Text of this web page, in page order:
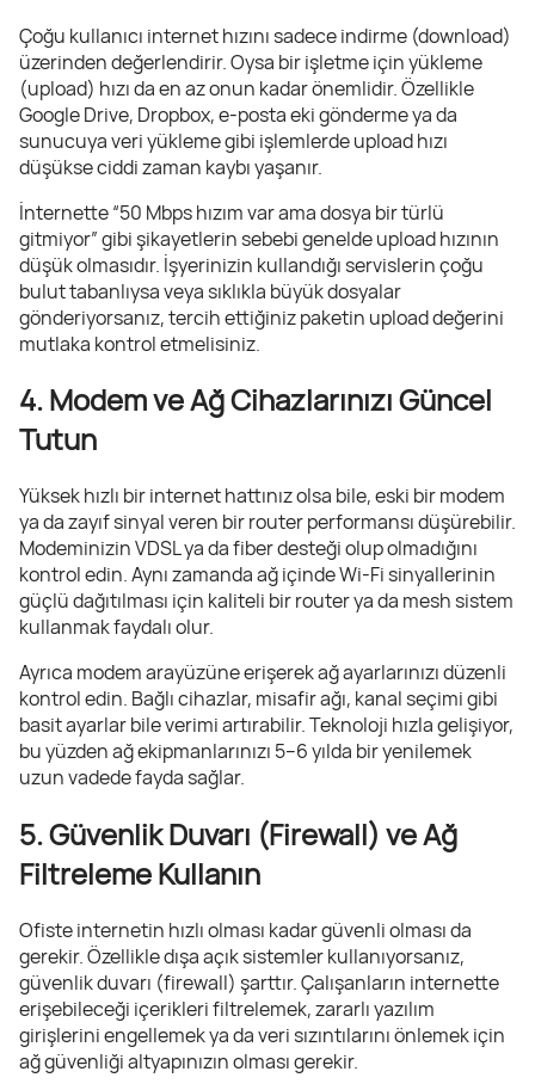
Çoğu kullanıcı internet hızını sadece indirme (download)
üzerinden değerlendirir. Oysa bir işletme için yükleme
(upload) hızı da en az onun kadar önemlidir. Özellikle
Google Drive, Dropbox, e-posta eki gönderme ya da
sunucuya veri yükleme gibi işlemlerde upload hızı
düşükse ciddi zaman kaybı yaşanır.
İnternette “50 Mbps hızım var ama dosya bir türlü
gitmiyor” gibi şikayetlerin sebebi genelde upload hızının
düşük olmasıdır. İşyerinizin kullandığı servislerin çoğu
bulut tabanlıysa veya sıklıkla büyük dosyalar
gönderiyorsanız, tercih ettiğiniz paketin upload değerini
mutlaka kontrol etmelisiniz.
4. Modem ve Ağ Cihazlarınızı Güncel
Tutun
Yüksek hızlı bir internet hattınız olsa bile, eski bir modem
ya da zayıf sinyal veren bir router performansı düşürebilir.
Modeminizin VDSL ya da fiber desteği olup olmadığını
kontrol edin. Aynı zamanda ağ içinde Wi-Fi sinyallerinin
güçlü dağıtılması için kaliteli bir router ya da mesh sistem
kullanmak faydalı olur.
Ayrıca modem arayüzüne erişerek ağ ayarlarınızı düzenli
kontrol edin. Bağlı cihazlar, misafir ağı, kanal seçimi gibi
basit ayarlar bile verimi artırabilir. Teknoloji hızla gelişiyor,
bu yüzden ağ ekipmanlarınızı 5–6 yılda bir yenilemek
uzun vadede fayda sağlar.
5. Güvenlik Duvarı (Firewall) ve Ağ
Filtreleme Kullanın
Ofiste internetin hızlı olması kadar güvenli olması da
gerekir. Özellikle dışa açık sistemler kullanıyorsanız,
güvenlik duvarı (firewall) şarttır. Çalışanların internette
erişebileceği içerikleri filtrelemek, zararlı yazılım
girişlerini engellemek ya da veri sızıntılarını önlemek için
ağ güvenliği altyapınızın olması gerekir.